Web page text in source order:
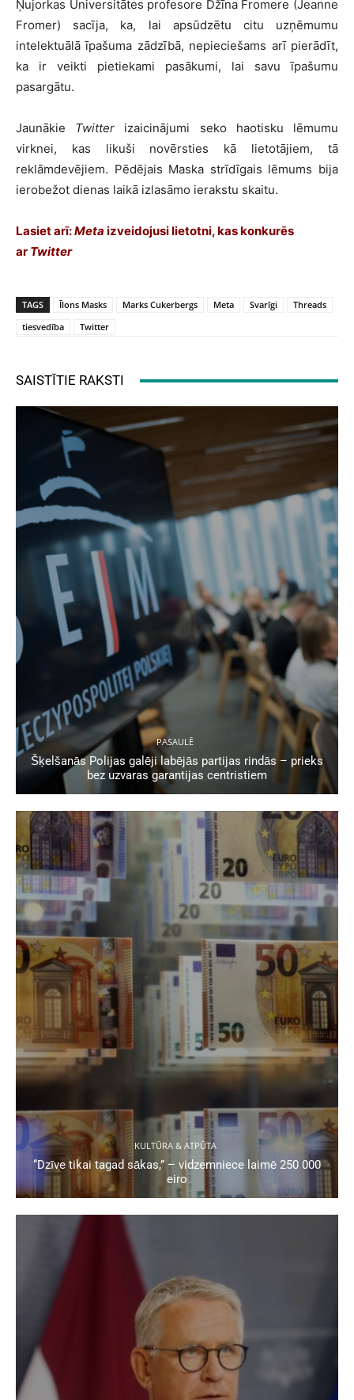
Ņujorkas Universitātes profesore Džīna Fromere (Jeanne
Fromer) sacīja, ka, lai apsūdzētu citu uzņēmumu
intelektuālā īpašuma zādzībā, nepieciešams arī pierādīt,
ka ir veikti pietiekami pasākumi, lai savu īpašumu
pasargātu.
Jaunākie Twitter izaicinājumi seko haotisku lēmumu
virknei, kas likuši novērsties kā lietotājiem, tā
reklāmdevējiem. Pēdējais Maska strīdīgais lēmums bija
ierobežot dienas laikā izlasāmo ierakstu skaitu.
Lasiet arī:Meta izveidojusi lietotni, kas konkurēs
ar Twitter
TAGS Īlons Masks Marks Cukerbergs Meta Svarīgi
Threads
tiesvedība
Twitter
SAISTĪTIE RAKSTI
PASAULĒ
Šķelšanās Polijas galēji labējās partijas rindās – prieks
bez uzvaras garantijas centristiem
KULTŪRA & ATPŪTA
“Dzīve tikai tagad sākas,” – vidzemniece laimē 250 000
eiro